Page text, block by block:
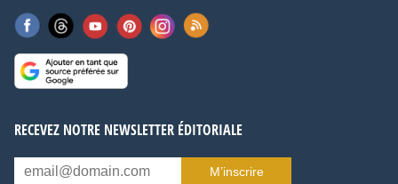
RECEVEZ NOTRE NEWSLETTER ÉDITORIALE
M’inscrire